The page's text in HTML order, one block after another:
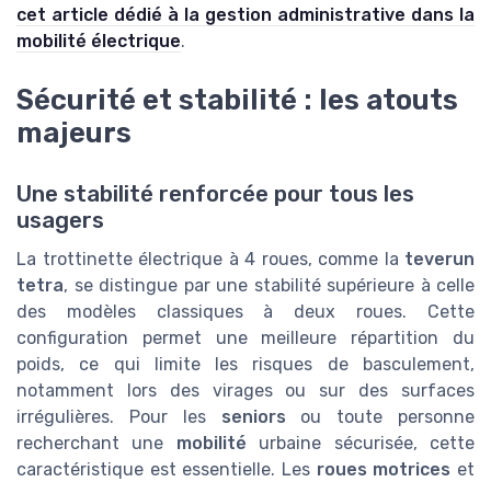
cet article dédié à la gestion administrative dans la
mobilité électrique.
Sécurité et stabilité : les atouts
majeurs
Une stabilité renforcée pour tous les
usagers
La trottinette électrique à 4 roues, comme la teverun
tetra, se distingue par une stabilité supérieure à celle
des modèles classiques à deux roues. Cette
configuration permet une meilleure répartition du
poids, ce qui limite les risques de basculement,
notamment lors des virages ou sur des surfaces
irrégulières. Pour les seniors ou toute personne
recherchant une mobilité urbaine sécurisée, cette
caractéristique est essentielle. Les roues motrices et